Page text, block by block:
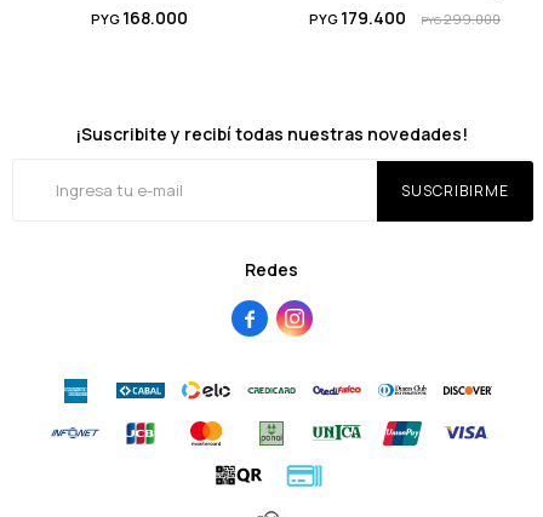
PYG 168.000 PYG 179.400 PYG299.000
Redes
 
¡Suscribite y recibí todas nuestras novedades!
SUSCRIBIRME